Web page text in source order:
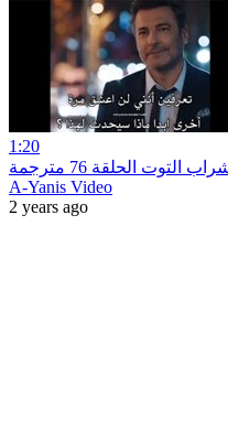
1:20
الحلقة 76 مترجمة
A-Yanis Video
2 years ago